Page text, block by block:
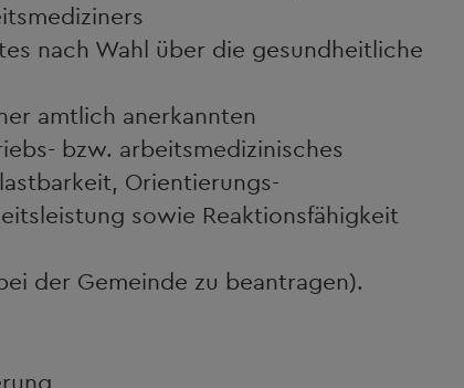
nach Wahl über die gesundheitliche
amtlich anerkannten
bzw. arbeitsmedizinisches
Orientierungs-
sowie Reaktionsfähigkeit
der Gemeinde zu beantragen).